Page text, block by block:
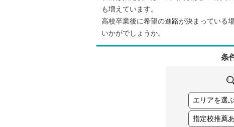
関東
東海
も増えています。
高校卒業後に希望の進路が決まっている
いかがでしょうか。
条